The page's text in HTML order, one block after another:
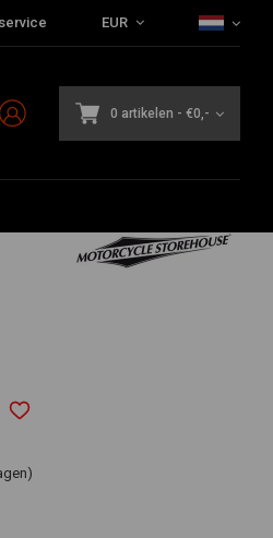
EUR
0 artikelen - €0,-